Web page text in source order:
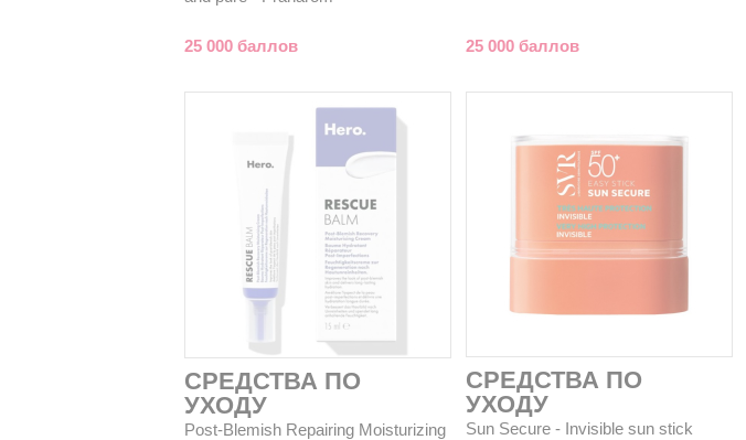
25 000 баллов 25 000 баллов
СРЕДСТВА ПО
УХОДУ
Post-Blemish Repairing Moisturizing
СРЕДСТВА ПО
УХОДУ
Sun Secure - Invisible sun stick